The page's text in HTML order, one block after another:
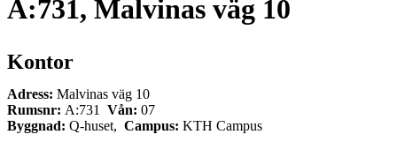
A:731, Malvinas väg 10
Kontor
Adress: Malvinas väg 10
Rumsnr: A:731 Vån: 07
Byggnad: Q-huset, Campus: KTH Campus